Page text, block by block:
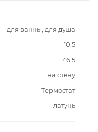
для ванны, для душа
10.5
46.5
на стену
Термостат
латунь